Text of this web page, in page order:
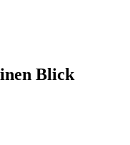
Blick